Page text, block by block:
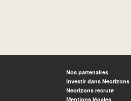
Nos partenaires
Investir dans Neorizons
Neorizons recrute
Mentions légales